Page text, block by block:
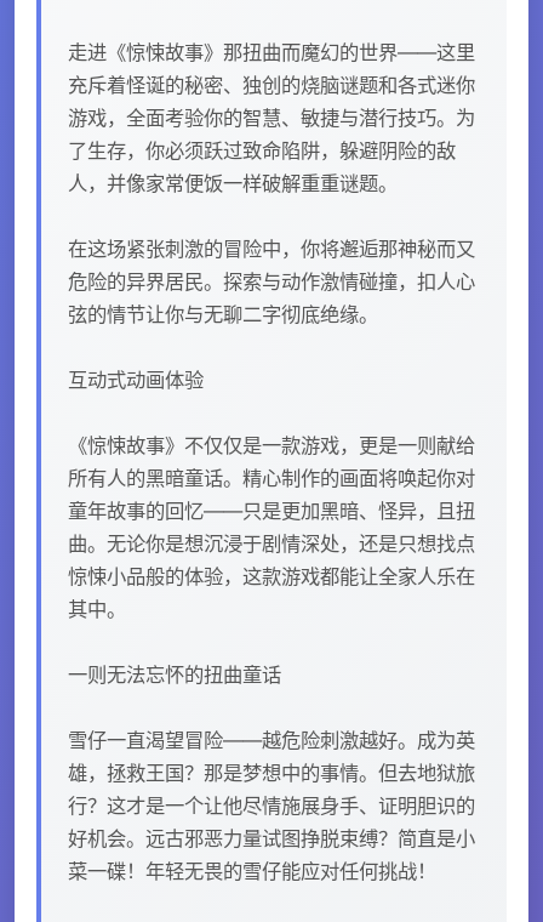
走进《惊悚故事》那扭曲而魔幻的世界——这里
充斥着怪诞的秘密、独创的烧脑谜题和各式迷你
游戏，全面考验你的智慧、敏捷与潜行技巧。为
了生存，你必须跃过致命陷阱，躲避阴险的敌
人，并像家常便饭一样破解重重谜题。
在这场紧张刺激的冒险中，你将邂逅那神秘而又
危险的异界居民。探索与动作激情碰撞，扣人心
弦的情节让你与无聊二字彻底绝缘。
互动式动画体验
《惊悚故事》不仅仅是一款游戏，更是一则献给
所有人的黑暗童话。精心制作的画面将唤起你对
童年故事的回忆——只是更加黑暗、怪异，且扭
曲。无论你是想沉浸于剧情深处，还是只想找点
惊悚小品般的体验，这款游戏都能让全家人乐在
其中。
一则无法忘怀的扭曲童话
雪仔一直渴望冒险——越危险刺激越好。成为英
雄，拯救王国？那是梦想中的事情。但去地狱旅
行？这才是一个让他尽情施展身手、证明胆识的
好机会。远古邪恶力量试图挣脱束缚？简直是小
菜一碟！年轻无畏的雪仔能应对任何挑战！